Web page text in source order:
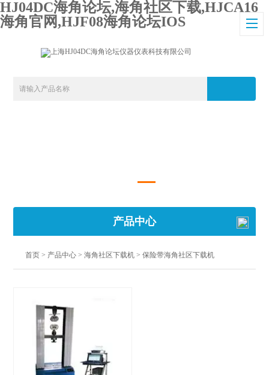
HJ04DC海角论坛,海角社区下载,HJCA16
海角官网,HJF08海角论坛IOS
产品中心
首页 > 产品中心 >海角社区下载机 >保险带海角社区下载机